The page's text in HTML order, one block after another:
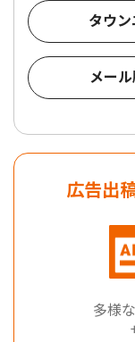
タウ
メー
広告出
多様